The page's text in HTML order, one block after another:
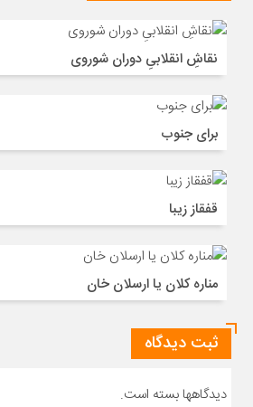
نقاشِ انقلابیِ دوران شوروی
برای جنوب
قفقاز زیبا
مناره کلان یا ارسلان خان
ثبت دیدگاه
دیدگاهها بسته است.